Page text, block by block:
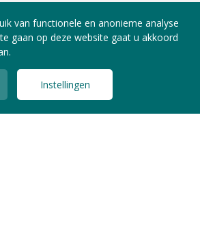
van functionele en anonieme analyse
gaan op deze website gaat u akkoord
Instellingen